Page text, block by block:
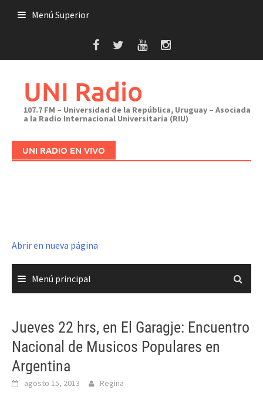
Menú Superior
UNI Radio
107.7 FM – Universidad de la República, Uruguay – Asociada
a la Radio Internacional Universitaria (RIU)
UNI RADIO EN VIVO
Abrir en nueva página
Menú principal
Jueves 22 hrs, en El Garagje: Encuentro
Nacional de Musicos Populares en
Argentina
agosto 15, 2013 Regina